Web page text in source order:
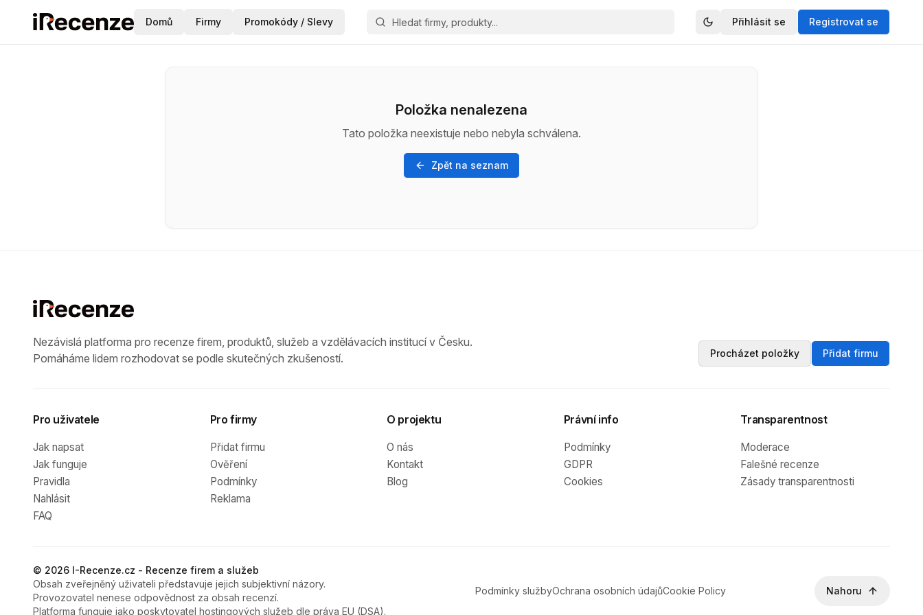
Domů Firmy Promokódy / Slevy Přihlásit se Registrovat se
Položka nenalezena
Tato položka neexistuje nebo nebyla schválena.
Zpět na seznam
Nezávislá platforma pro recenze firem, produktů, služeb a vzdělávacích institucí v Česku.
Pomáháme lidem rozhodovat se podle skutečných zkušeností.
Procházet položky Přidat firmu
Pro uživatele
Jak napsat
Jak funguje
Pravidla
Nahlásit
FAQ
Pro firmy
Přidat firmu
Ověření
Podmínky
Reklama
O projektu
O nás
Kontakt
Blog
Právní info
Podmínky
GDPR
Cookies
Transparentnost
Moderace
Falešné recenze
Zásady transparentnosti
© 2026 I-Recenze.cz - Recenze firem a služeb
Obsah zveřejněný uživateli představuje jejich subjektivní názory.
Provozovatel nenese odpovědnost za obsah recenzí.
Platforma funguje jako poskytovatel hostingových služeb dle práva EU (DSA).
Podmínky službyOchrana osobních údajůCookie Policy Nahoru